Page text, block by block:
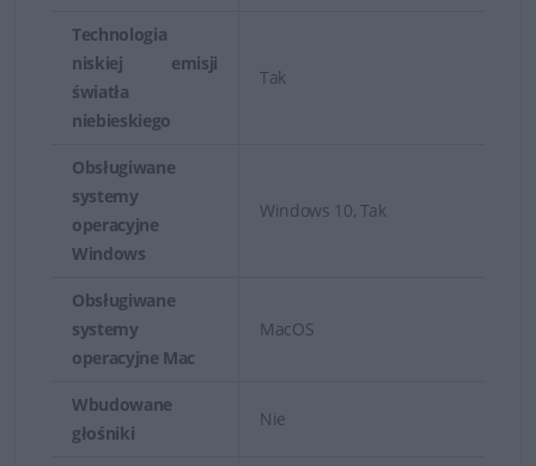
Technologia
niskiej emisji
światła
niebieskiego
Tak
Obsługiwane
systemy
operacyjne
Windows
Windows 10, Tak
Obsługiwane
systemy
operacyjne Mac
MacOS
Wbudowane
głośniki
Nie